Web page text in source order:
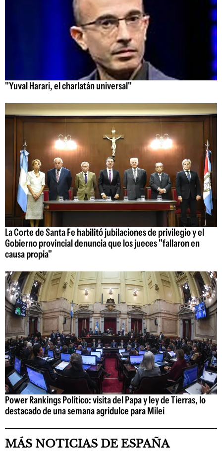
"Yuval Harari, el charlatán universal"
La Corte de Santa Fe habilitó jubilaciones de privilegio y el
Gobierno provincial denuncia que los jueces "fallaron en
causa propia"
Power Rankings Político: visita del Papa y ley de Tierras, lo
destacado de una semana agridulce para Milei
MÁS NOTICIAS DE ESPAÑA